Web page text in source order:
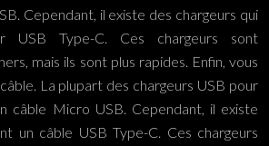
Cependant, il existe des chargeurs qui
USB Type-C. Ces chargeurs sont
mais ils sont plus rapides. Enfin, vous
La plupart des chargeurs USB pour
câble Micro USB. Cependant, il existe
un câble USB Type-C. Ces chargeurs